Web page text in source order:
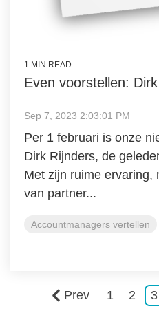
1 MIN READ
Even voorstellen:
Sep 7, 2023 2:03:01 PM
Per 1 februari is onze
Dirk Rijnders, de
Met zijn ruime ervaring,
van partner...
Accountmanagers vertellen
Prev 1 2 3